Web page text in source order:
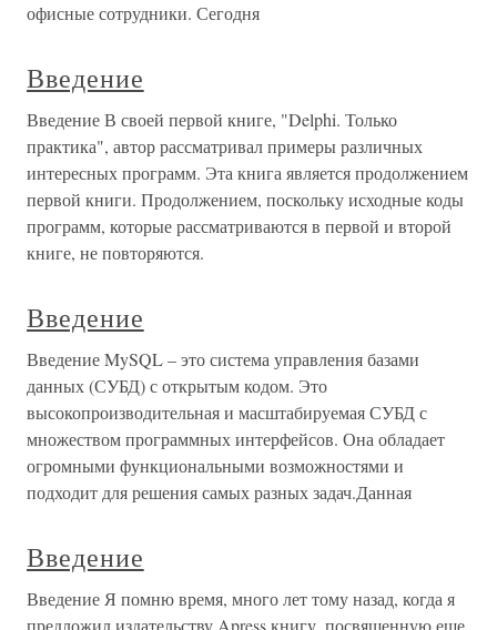
офисные сотрудники. Сегодня
Введение
Введение В своей первой книге, "Delphi. Только
практика", автор рассматривал примеры различных
интересных программ. Эта книга является продолжением
первой книги. Продолжением, поскольку исходные коды
программ, которые рассматриваются в первой и второй
книге, не повторяются.
Введение
Введение MySQL – это система управления базами
данных (СУБД) с открытым кодом. Это
высокопроизводительная и масштабируемая СУБД с
множеством программных интерфейсов. Она обладает
огромными функциональными возможностями и
подходит для решения самых разных задач.Данная
Введение
Введение Я помню время, много лет тому назад, когда я